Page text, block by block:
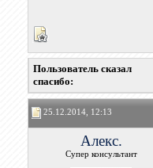
Пользователь сказал
cпасибо:
25.12.2014, 12:13
Алекс.
Супер консультант